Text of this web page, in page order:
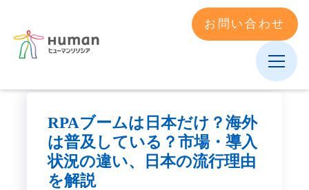
お問い合わせ
RPAブームは日本だけ？海外
は普及している？市場・導入
状況の違い、日本の流行理由
を解説